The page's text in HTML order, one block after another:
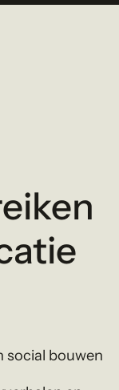
social bouwen